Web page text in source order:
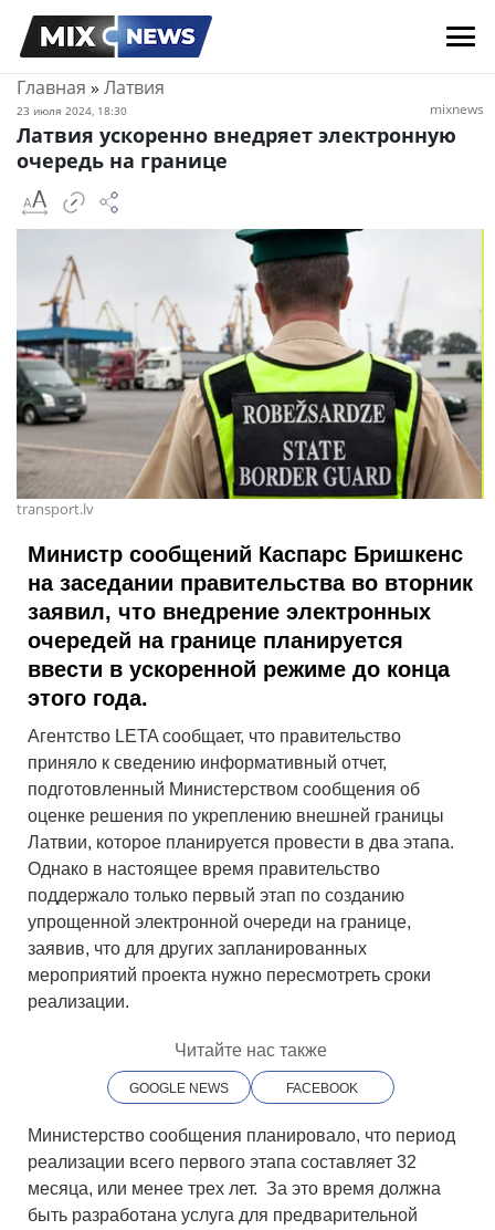
Главная » Латвия
23 июля 2024, 18:30 mixnews
Латвия ускоренно внедряет электронную
очередь на границе
transport.lv
Министр сообщений Каспарс Бришкенс
на заседании правительства во вторник
заявил, что внедрение электронных
очередей на границе планируется
ввести в ускоренной режиме до конца
этого года.
Агентство LETA сообщает, что правительство
приняло к сведению информативный отчет,
подготовленный Министерством сообщения об
оценке решения по укреплению внешней границы
Латвии, которое планируется провести в два этапа.
Однако в настоящее время правительство
поддержало только первый этап по созданию
упрощенной электронной очереди на границе,
заявив, что для других запланированных
мероприятий проекта нужно пересмотреть сроки
реализации.
Читайте нас также
GOOGLE NEWS FACEBOOK
Министерство сообщения планировало, что период
реализации всего первого этапа составляет 32
месяца, или менее трех лет. За это время должна
быть разработана услуга для предварительной